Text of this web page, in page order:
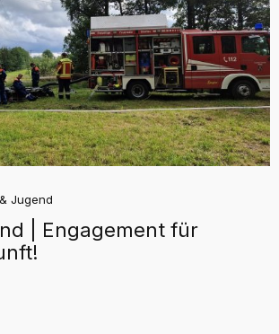
Jugend
| Engagement für